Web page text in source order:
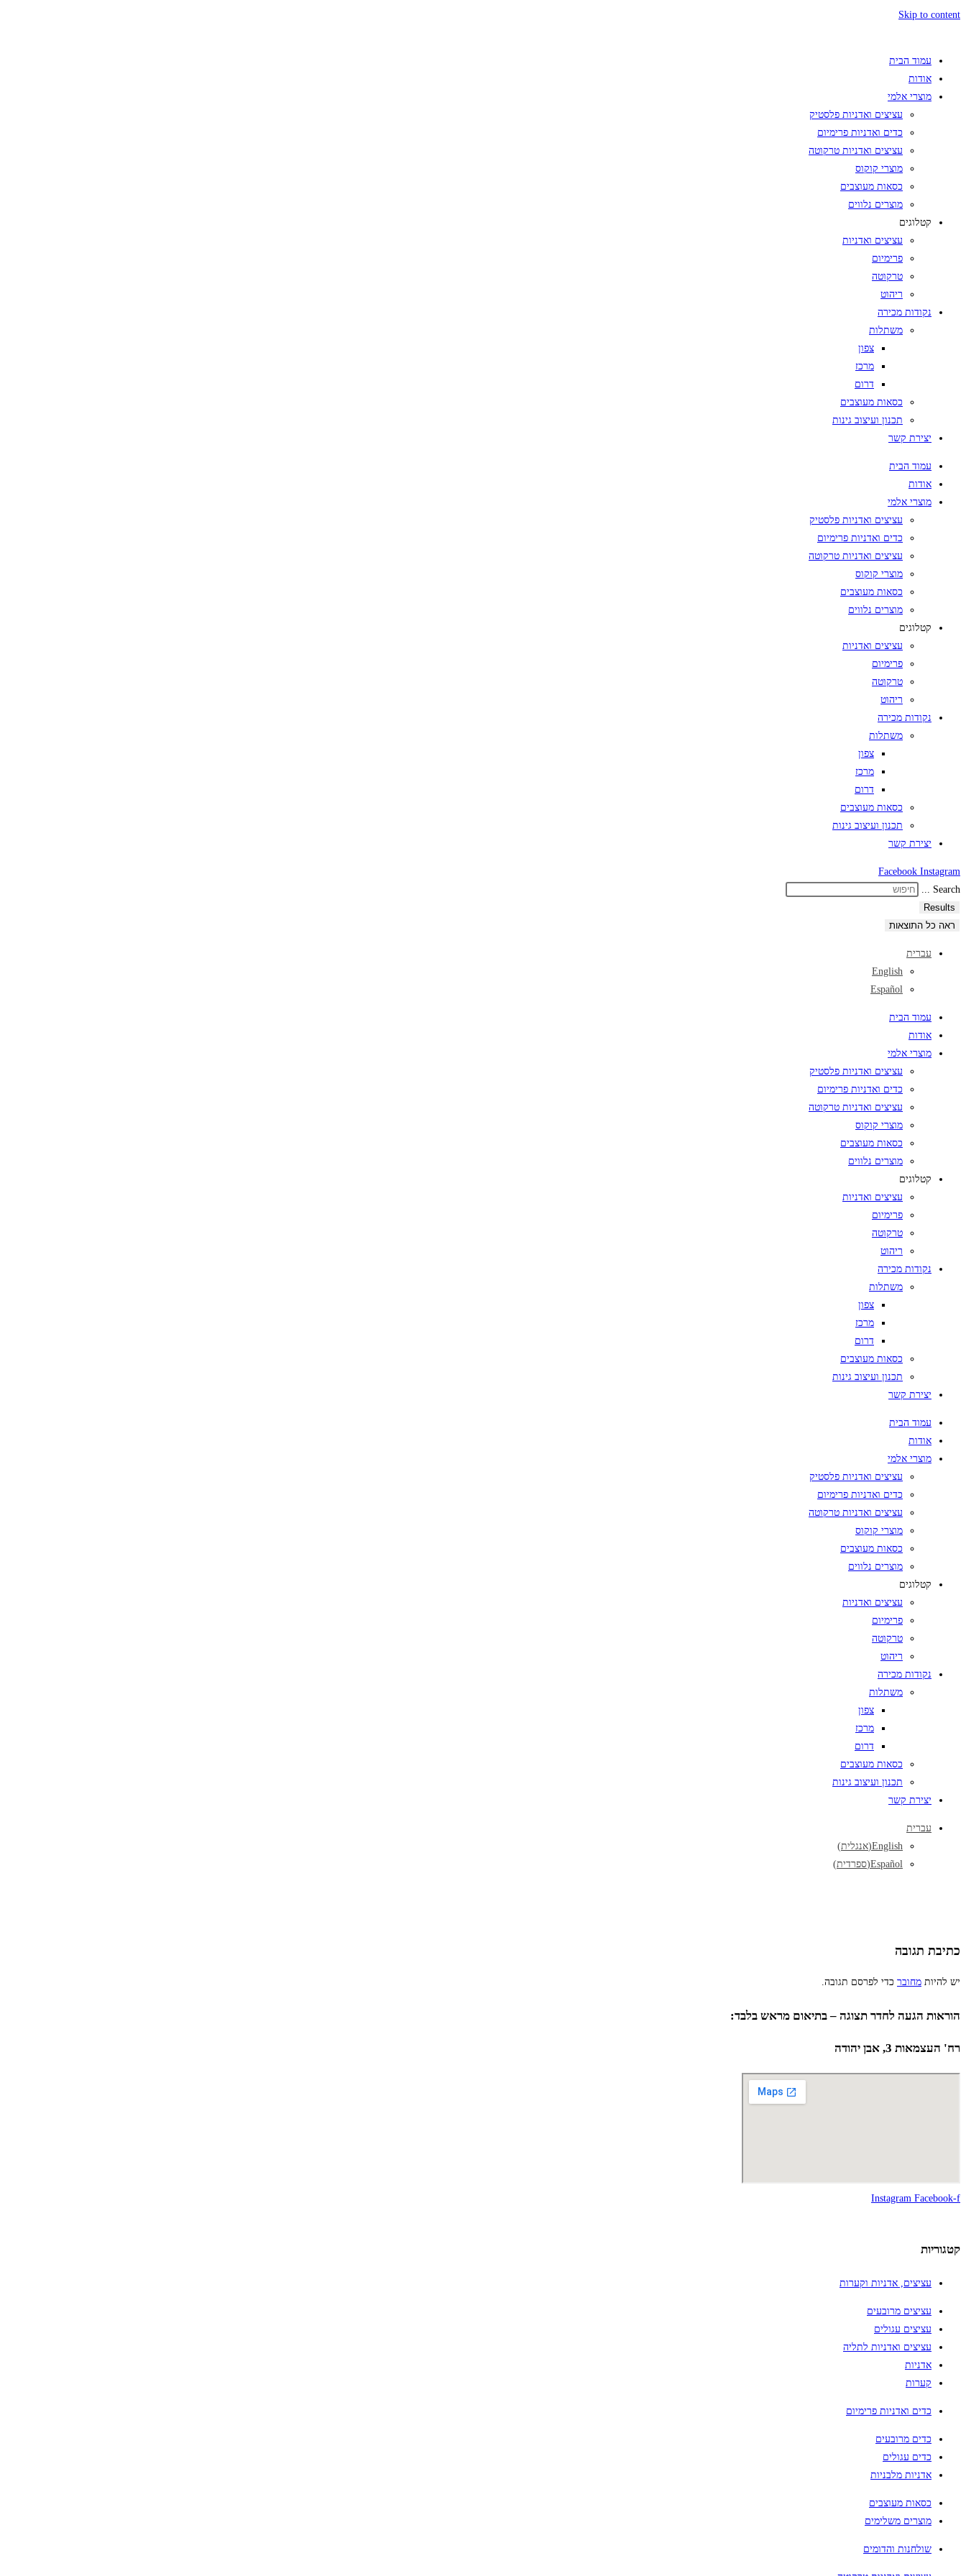
Skip to content
עמוד הבית
אודות
מוצרי אלמי
עציצים ואדניות פלסטיק
כדים ואדניות פרימיום
עציצים ואדניות טרקוטה
מוצרי קוקוס
כסאות מעוצבים
מוצרים נלווים
קטלוגים
עציצים ואדניות
פרימיום
טרקוטה
ריהוט
נקודות מכירה
משתלות
צפון
מרכז
דרום
כסאות מעוצבים
תכנון ועיצוב גינות
יצירת קשר
עמוד הבית
אודות
מוצרי אלמי
עציצים ואדניות פלסטיק
כדים ואדניות פרימיום
עציצים ואדניות טרקוטה
מוצרי קוקוס
כסאות מעוצבים
מוצרים נלווים
קטלוגים
עציצים ואדניות
פרימיום
טרקוטה
ריהוט
נקודות מכירה
משתלות
צפון
מרכז
דרום
כסאות מעוצבים
תכנון ועיצוב גינות
יצירת קשר
Facebook Instagram
Search ...
Results
ראה כל התוצאות
עברית
English
Español
עמוד הבית
אודות
מוצרי אלמי
עציצים ואדניות פלסטיק
כדים ואדניות פרימיום
עציצים ואדניות טרקוטה
מוצרי קוקוס
כסאות מעוצבים
מוצרים נלווים
קטלוגים
עציצים ואדניות
פרימיום
טרקוטה
ריהוט
נקודות מכירה
משתלות
צפון
מרכז
דרום
כסאות מעוצבים
תכנון ועיצוב גינות
יצירת קשר
עמוד הבית
אודות
מוצרי אלמי
עציצים ואדניות פלסטיק
כדים ואדניות פרימיום
עציצים ואדניות טרקוטה
מוצרי קוקוס
כסאות מעוצבים
מוצרים נלווים
קטלוגים
עציצים ואדניות
פרימיום
טרקוטה
ריהוט
נקודות מכירה
משתלות
צפון
מרכז
דרום
כסאות מעוצבים
תכנון ועיצוב גינות
יצירת קשר
עברית
English
(אנגלית)
Español
(ספרדית)
כתיבת תגובה
יש להיות מחובר כדי לפרסם תגובה.
הוראות הגעה לחדר תצוגה – בתיאום מראש בלבד:
רח' העצמאות 3, אבן יהודה
Instagram Facebook-f
קטגוריות
עציצים, אדניות וקערות
עציצים מרובעים
עציצים עגולים
עציצים ואדניות לתליה
אדניות
קערות
כדים ואדניות פרימיום
כדים מרובעים
כדים עגולים
אדניות מלבניות
כסאות מעוצבים
מוצרים משלימים
שולחנות והדומים